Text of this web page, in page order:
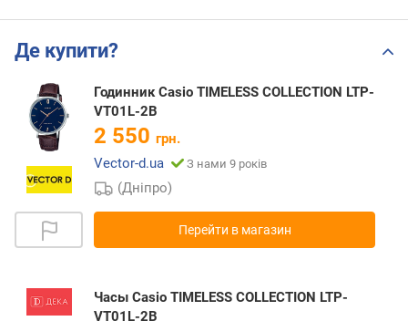
Де купити?
Годинник Casio TIMELESS COLLECTION LTP-
VT01L-2B
2 550 грн.
Vector-d.ua
З нами 9 років
(Дніпро)
Перейти в магазин
Часы Casio TIMELESS COLLECTION LTP-
VT01L-2B